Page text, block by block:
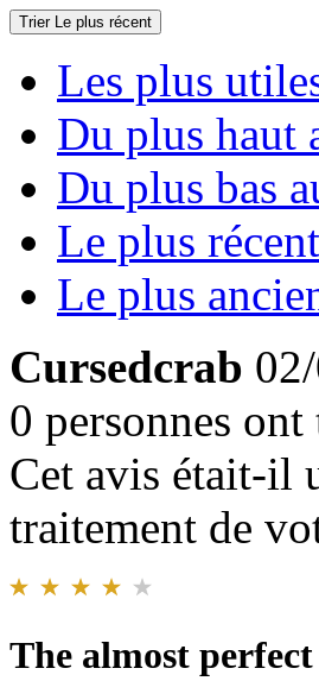
Trier Le plus récent
Les plus
Du plus haut
Du plus bas
Le plus récent
Le plus
Cursedcrab
0 personnes
Cet avis était-il
traitement de
The almost